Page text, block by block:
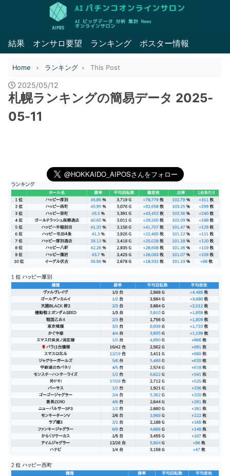
結果 オンサロ要望 ランキング ポスター情報
Home ランキング This Post
2025/05/12
札幌ランキングの簡易データ 2025-
05-11